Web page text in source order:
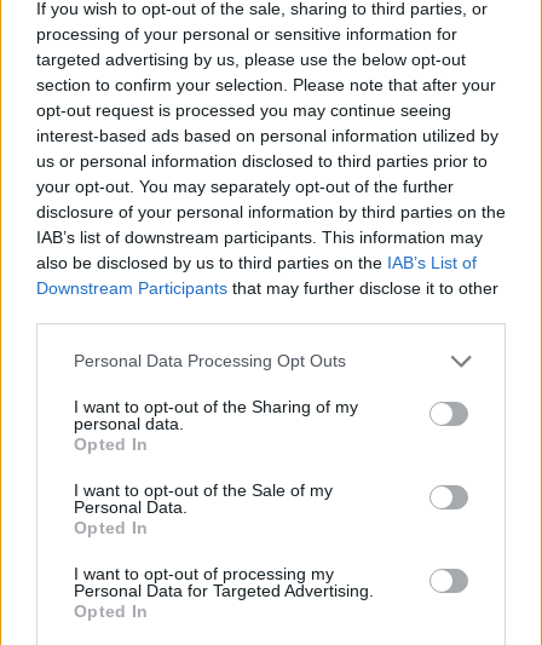
If you wish to opt-out of the sale, sharing to third parties, or
processing of your personal or sensitive information for
targeted advertising by us, please use the below opt-out
section to confirm your selection. Please note that after your
opt-out request is processed you may continue seeing
interest-based ads based on personal information utilized by
us or personal information disclosed to third parties prior to
your opt-out. You may separately opt-out of the further
disclosure of your personal information by third parties on the
IAB’s list of downstream participants. This information may
also be disclosed by us to third parties on the IAB’s List of
Downstream Participants that may further disclose it to other
Personal Data Processing Opt Outs
I want to opt-out of the Sharing of my
personal data.
Opted In
I want to opt-out of the Sale of my
Personal Data.
Opted In
I want to opt-out of processing my
Personal Data for Targeted Advertising.
Opted In
Imaš novico, informacijo, fotografijo ali video, ki bi nas utegnila
zanimati? Najboljše nagradimo.
Moji Mediji d.o.o.
sobotainfo.com•mariborinfo.com•ptujinfo.com•pomurec.com
tvidea.si
Vse pravice pridržane © 2026
Tematike
Slovenija
Svet
Politika
Kronika
Zdravje
Šport
Prijavi se na cajtng